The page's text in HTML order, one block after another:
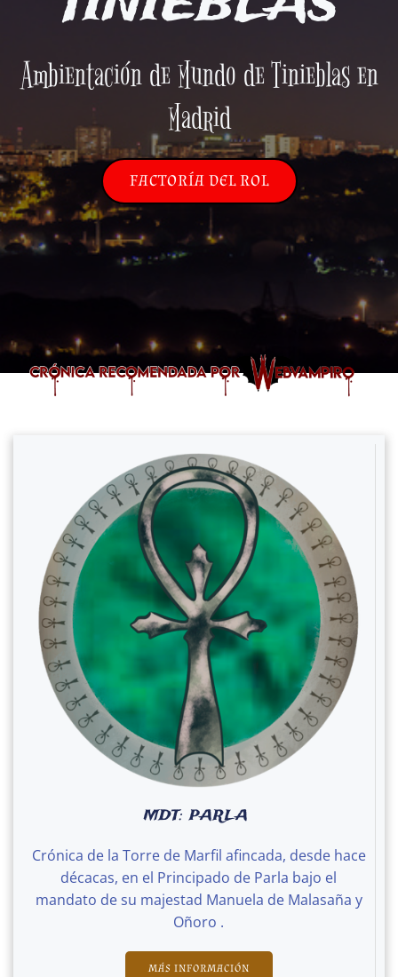
Ambientación de Mundo de Tinieblas en
Madrid
FACTORÍA DEL ROL
MDT: PARLA
Crónica de la Torre de Marfil afincada, desde hace
décacas, en el Principado de Parla bajo el
mandato de su majestad Manuela de Malasaña y
Oñoro .
MÁS INFORMACIÓN